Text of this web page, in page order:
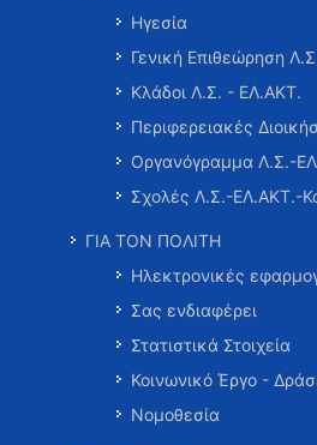
Ηγεσία
Γενική Επιθεώρηση
Κλάδοι Λ.Σ. - ΕΛ.ΑΚΤ.
Περιφερειακές
Οργανόγραμμα Λ.Σ.-
Σχολές Λ.Σ.-ΕΛ.ΑΚΤ.-
ΓΙΑ ΤΟΝ ΠΟΛΙΤΗ
Ηλεκτρονικές
Σας ενδιαφέρει
Στατιστικά Στοιχεία
Κοινωνικό Έργο -
Νομοθεσία